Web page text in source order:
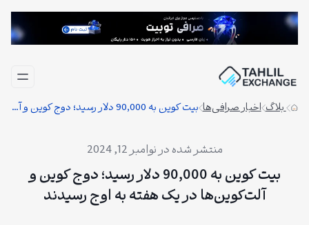
رفتن
بلاگ اخبار صرافی‌ها بیت کوین به 90,000 دلار رسید؛ دوج کوین و آلت‌کوین‌ها در یک هفته به اوج رسیدند
نوامبر 12, 2024
بیت کوین به 90,000 دلار رسید؛ دوج کوین و
آلت‌کوین‌ها در یک هفته به اوج رسیدند